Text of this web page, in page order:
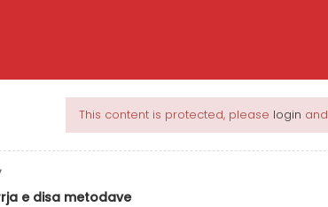
me projekt real
/ 2 kuize Koha: 7 javë
real Hyrje në Programimin e Orientuar të
Çka është OOP dhe konceptet
This content is protected, please login
e disa metodave